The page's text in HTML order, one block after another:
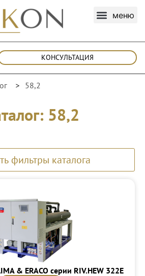
КОНСУЛЬТАЦИЯ
58,2
58,2
фильтры каталога
& ERACO серии RIV.HEW 322E